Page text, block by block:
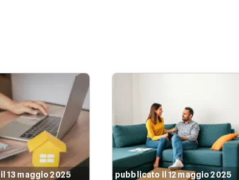
13 maggio 2025 pubblicato il 12 maggio 2025